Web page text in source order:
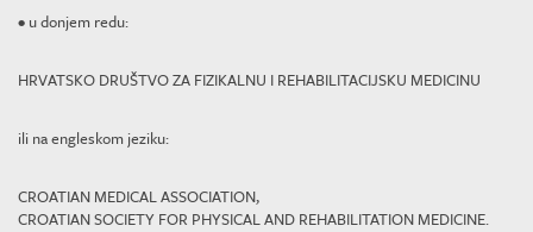
• u donjem redu:
HRVATSKO DRUŠTVO ZA FIZIKALNU I REHABILITACIJSKU MEDICINU
ili na engleskom jeziku:
CROATIAN MEDICAL ASSOCIATION,
CROATIAN SOCIETY FOR PHYSICAL AND REHABILITATION MEDICINE.